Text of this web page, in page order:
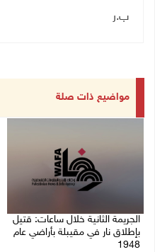
ب.ر
مواضيع ذات صلة
الجريمة الثانية خلال ساعات: قتيل
بإطلاق نار في مقيبلة بأراضي عام
1948